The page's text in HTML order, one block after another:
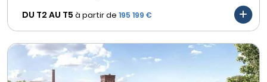
DU T2 AU T5 à partir de 195 199 €